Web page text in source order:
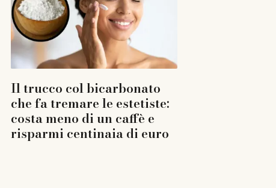
Il trucco col bicarbonato
che fa tremare le estetiste:
costa meno di un caffè e
risparmi centinaia di euro